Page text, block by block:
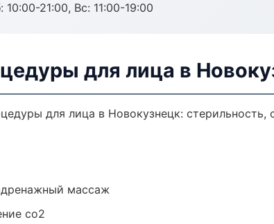
10:00-21:00, Вс: 11:00-19:00
для лица в
для лица в Новокузнецк:
массаж
co2